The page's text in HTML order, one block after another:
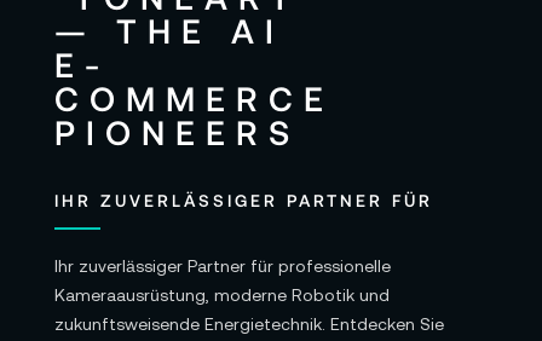
IHR ZUVERLÄSSIGER PARTNER FÜR
Ihr zuverlässiger Partner für professionelle
Kameraausrüstung, moderne Robotik und
zukunftsweisende Energietechnik. Entdecken Sie